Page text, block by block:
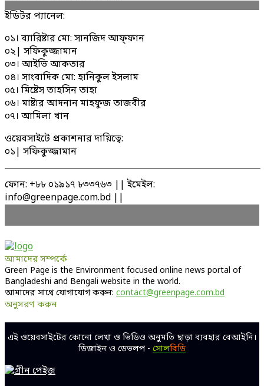
ইডিটর প্যানেল:
০১। ব্যারিষ্টার মো: সানজিদ আফ্ফান
০২| সফিকুজ্জামান
০৩। আইভি আকতার
০৪। সাংবাদিক মো: হানিকুল ইসলাম
০৫। মিষ্টেস তাহসিন তাহা
০৬। মাষ্টার আদনান মাহফুজ তাজবীর
০৭। আমিলা খান
ওয়েবসাইটে প্রকাশনার দায়িত্বে:
০১| সফিকুজ্জামান
ফোন: +৮৮ ০১৯১৭ ৮৩৩৭৬৩ || ইমেইল:
info@greenpage.com.bd ||
আমাদের সম্পর্কে
Green Page is the Environment focused online news portal of
Bangladeshi and Bengali website in the world.
আমাদের সাথে যোগাযোগ করুন: contact@greenpage.com.bd
অনুসরণ করুন
এই ওয়েবসাইটের কোনো লেখা ও ভিডিও অনুমতি ছাড়া ব্যবহার বেআইনি।
ডিজাইন ও ডেভলপ - সোলবিডি